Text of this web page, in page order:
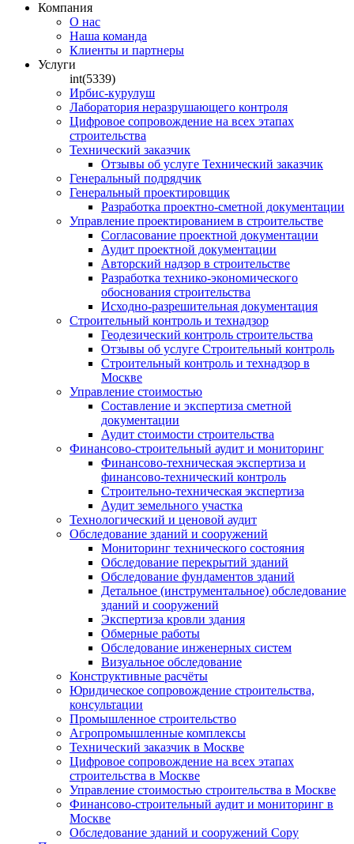
Компания
О нас
Наша команда
Клиенты и партнеры
Услуги
int(5339)
Ирбис-курулуш
Лаборатория неразрушающего контроля
Цифровое сопровождение на всех этапах
строительства
Технический заказчик
Отзывы об услуге Технический заказчик
Генеральный подрядчик
Генеральный проектировщик
Разработка проектно-сметной документации
Управление проектированием в строительстве
Согласование проектной документации
Аудит проектной документации
Авторский надзор в строительстве
Разработка технико-экономического
обоснования строительства
Исходно-разрешительная документация
Строительный контроль и технадзор
Геодезический контроль строительства
Отзывы об услуге Строительный контроль
Строительный контроль и технадзор в
Москве
Управление стоимостью
Составление и экспертиза сметной
документации
Аудит стоимости строительства
Финансово-строительный аудит и мониторинг
Финансово-техническая экспертиза и
финансово-технический контроль
Строительно-техническая экспертиза
Аудит земельного участка
Технологический и ценовой аудит
Обследование зданий и сооружений
Мониторинг технического состояния
Обследование перекрытий зданий
Обследование фундаментов зданий
Детальное (инструментальное) обследование
зданий и сооружений
Экспертиза кровли здания
Обмерные работы
Обследование инженерных систем
Визуальное обследование
Конструктивные расчёты
Юридическое сопровождение строительства,
консультации
Промышленное строительство
Агропромышленные комплексы
Технический заказчик в Москве
Цифровое сопровождение на всех этапах
строительства в Москве
Управление стоимостью строительства в Москве
Финансово-строительный аудит и мониторинг в
Москве
Обследование зданий и сооружений Copy